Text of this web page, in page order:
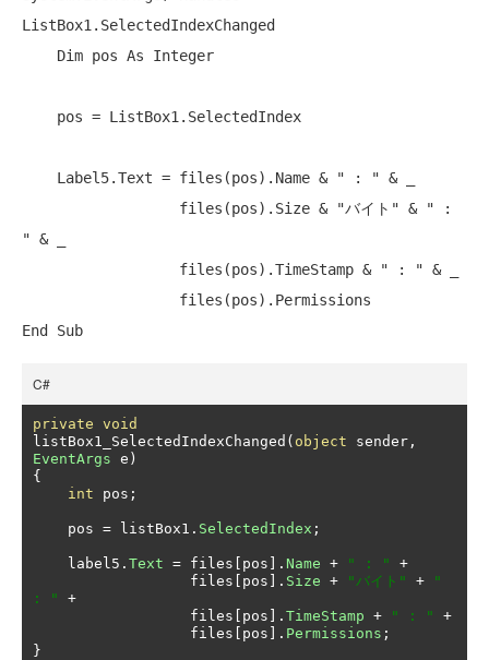
ListBox1.SelectedIndexChanged
Dim pos As Integer
    Label5.Text = files(pos).Name &
" : " & _
                  files(pos).Size &
"バイト" & " :
" & _
                  files(pos).TimeStamp &
" : " & _
End Sub
C#
private void
listBox1_SelectedIndexChanged ( object sender ,
EventArgs e )
{
int pos ;
    pos
= listBox1 . SelectedIndex ;
    label5
. Text = files [ pos ]. Name + " : "
+
                  files
[ pos ]. Size + "バイト" +
"
: "
+
                  files
[ pos ]. TimeStamp + " : "
+
                  files
[ pos ]. Permissions ;
}